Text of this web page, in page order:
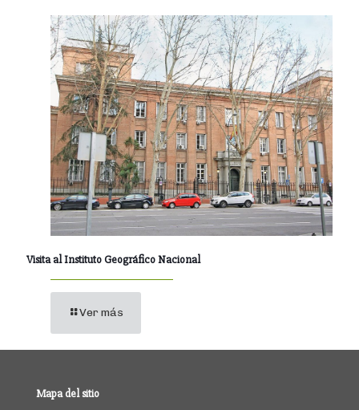
Visita al Instituto Geográfico Nacional
Ver más
Mapa del sitio